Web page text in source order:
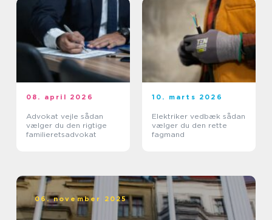
08. april 2026
Advokat vejle sådan
vælger du den rigtige
familieretsadvokat
10. marts 2026
Elektriker vedbæk sådan
vælger du den rette
fagmand
06. november 2025